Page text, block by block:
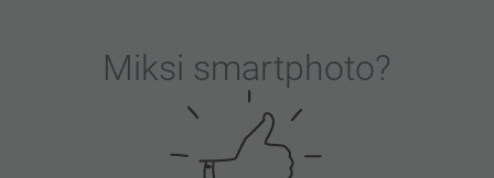
Miksi smartphoto?